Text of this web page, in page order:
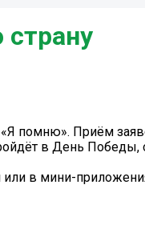
помню». Приём
в День Победы,
или в мини-